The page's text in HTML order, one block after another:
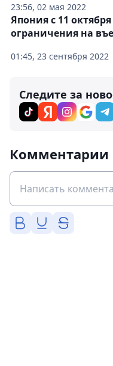
23:56, 02 мая 2022
01:45, 23 сентября 2022
Япония с 11
ограничения на
Следите за
Комментарии